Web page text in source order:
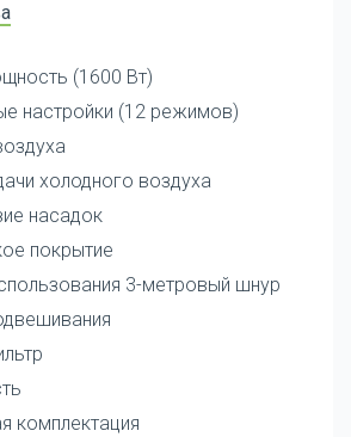
(1600 Вт)
настройки (12 режимов)
холодного воздуха
насадок
покрытие
3-метровый шнур
комплектация